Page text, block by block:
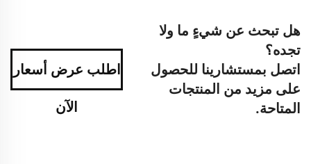
هل تبحث عن شيءٍ ما ولا
تجده؟
اتصل بمستشارينا للحصول
على مزيد من المنتجات
المتاحة.
اطلب عرض أسعار
الآن